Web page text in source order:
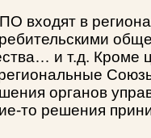
входят в
и т.д. Кроме
органов
то решения